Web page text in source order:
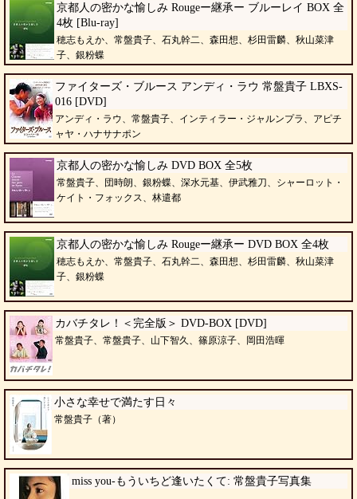
京都人の密かな愉しみ Rougeー継承ー ブルーレイ BOX 全
4枚 [Blu-ray]
穂志もえか、常盤貴子、石丸幹二、森田想、杉田雷麟、秋山菜津
子、銀粉蝶
ファイターズ・ブルース アンディ・ラウ 常盤貴子 LBXS-
016 [DVD]
アンディ・ラウ、常盤貴子、インティラー・ジャルンプラ、アピチ
ャヤ・ハナサナポン
京都人の密かな愉しみ DVD BOX 全5枚
常盤貴子、団時朗、銀粉蝶、深水元基、伊武雅刀、シャーロット・
ケイト・フォックス、林遣都
京都人の密かな愉しみ Rougeー継承ー DVD BOX 全4枚
穂志もえか、常盤貴子、石丸幹二、森田想、杉田雷麟、秋山菜津
子、銀粉蝶
カバチタレ！＜完全版＞ DVD-BOX [DVD]
常盤貴子、常盤貴子、山下智久、篠原涼子、岡田浩暉
小さな幸せで満たす日々
常盤貴子（著）
miss you-もういちど逢いたくて: 常盤貴子写真集